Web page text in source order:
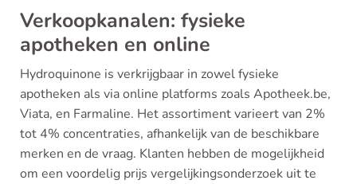
Verkoopkanalen: fysieke
apotheken en online
Hydroquinone is verkrijgbaar in zowel fysieke
apotheken als via online platforms zoals Apotheek.be,
Viata, en Farmaline. Het assortiment varieert van 2%
tot 4% concentraties, afhankelijk van de beschikbare
merken en de vraag. Klanten hebben de mogelijkheid
om een voordelig prijs vergelijkingsonderzoek uit te